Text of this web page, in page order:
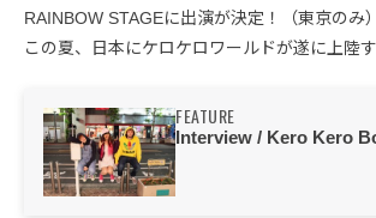
RAINBOW STAGEに出演が決定！（東京のみ）
この夏、日本にケロケロワールドが遂に上陸す
FEATURE
Interview / Kero Kero